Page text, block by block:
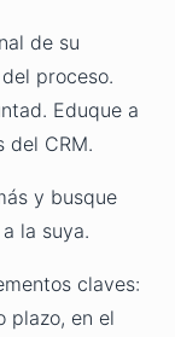
de su
proceso.
Eduque a
del CRM.
y busque
la suya.
claves:
plazo, en el